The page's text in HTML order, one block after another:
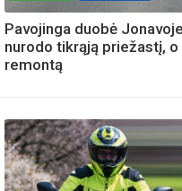
Pavojinga duobė
nurodo tikrąją priežastį,
remontą